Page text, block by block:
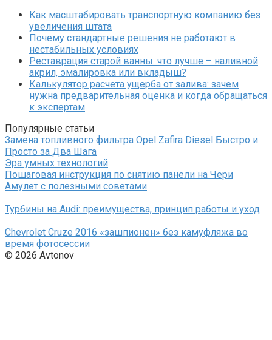
Как масштабировать транспортную компанию без
увеличения штата
Почему стандартные решения не работают в
нестабильных условиях
Реставрация старой ванны: что лучше – наливной
акрил, эмалировка или вкладыш?
Калькулятор расчета ущерба от залива: зачем
нужна предварительная оценка и когда обращаться
к экспертам
Популярные статьи
Замена топливного фильтра Opel Zafira Diesel Быстро и
Просто за Два Шага
Эра умных технологий
Пошаговая инструкция по снятию панели на Чери
Амулет с полезными советами
Турбины на Audi: преимущества, принцип работы и уход
Chevrolet Cruze 2016 «зашпионен» без камуфляжа во
время фотосессии
© 2026 Avtonov